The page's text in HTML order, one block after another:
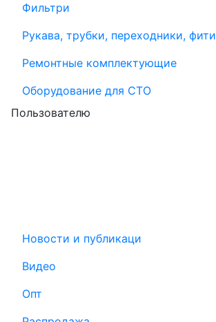
Фильтри
Рукава, трубки, переходники,
Ремонтные комплектующие
Оборудование для СТО
Пользователю
Новости и публикаци
Видео
Опт